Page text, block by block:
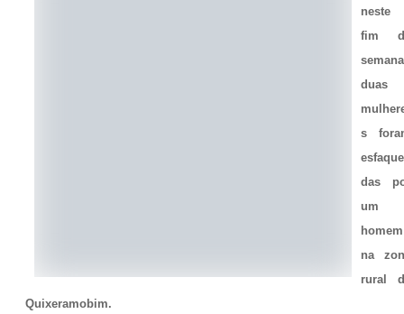
neste
fim
duas
s
das
um
homem
na
rural
Quixeramobim.